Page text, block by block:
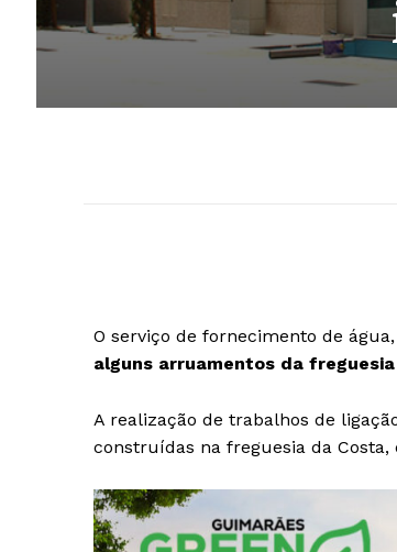
O serviço de fornecimento de água,
alguns arruamentos da
A realização de trabalhos de
construídas na freguesia da